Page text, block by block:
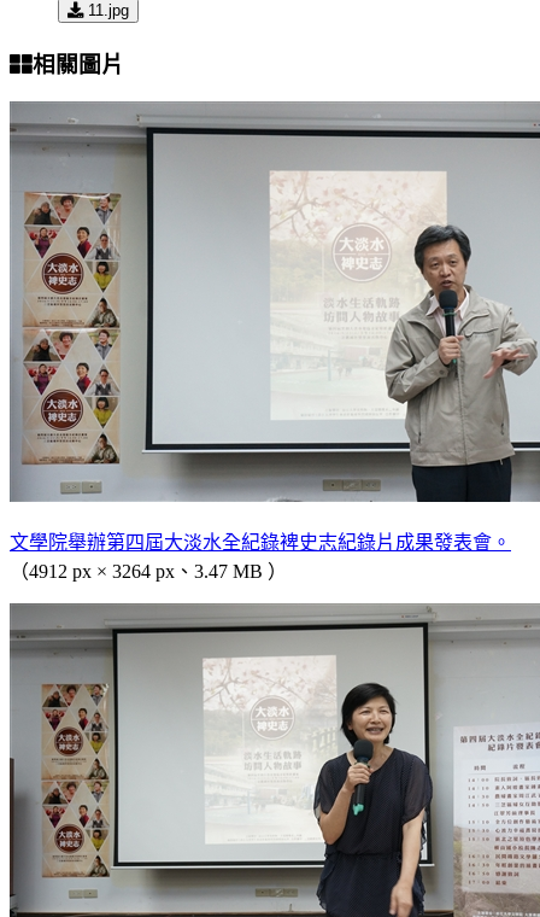
11.jpg
相關圖片
文學院舉辦第四屆大淡水全紀錄裨史志紀錄片成果發表會。
（4912 px × 3264 px、3.47 MB ）